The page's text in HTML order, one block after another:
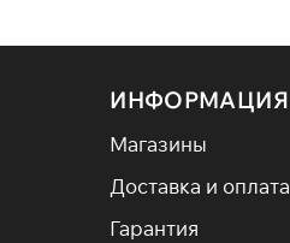
ИНФОРМАЦИЯ
Магазины
Доставка и оплата
Гарантия